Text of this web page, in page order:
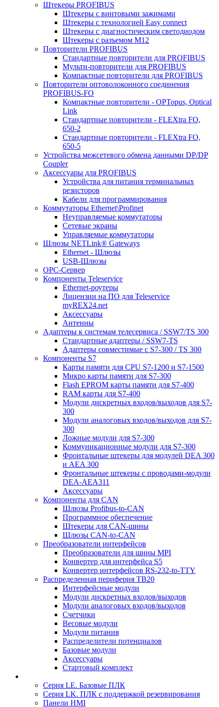
Штекеры PROFIBUS
Штекеры с винтовыми зажимами
Штекеры с технологией Easy connect
Штекеры с диагностическим светодиодом
Штекеры с разъемом М12
Повторители PROFIBUS
Стандартные повторители для PROFIBUS
Мульти-повторители для PROFIBUS
Компактные повторители для PROFIBUS
Повторители оптоволоконного соединения
PROFIBUS-FO
Компактные повторители - OPTopus, Optical
Link
Стандартные повторители - FLEXtra FO,
650-2
Стандартные повторители - FLEXtra FO,
650-5
Устройства межсетевого обмена данными DP/DP
Coupler
Аксессуары для PROFIBUS
Устройства для питания терминальных
резисторов
Кабели для программирования
Коммутаторы Ethernet\Profinet
Неуправляемые коммутаторы
Сетевые экраны
Управляемые коммутаторы
Шлюзы NETLink® Gateways
Ethernet - Шлюзы
USB-Шлюзы
ОРС-Сервер
Компоненты Teleservice
Ethernet-роутеры
Лицензии на ПО для Teleservice
myREX24.net
Аксессуары
Антенны
Адаптеры к системам телесервиса / SSW7/TS 300
Стандартные адаптеры / SSW7-TS
Адаптеры совместимые с S7-300 / TS 300
Компоненты S7
Карты памяти для CPU S7-1200 и S7-1500
Микро карты памяти для S7-300
Flash EPROM карты памяти для S7-400
RAM карты для S7-400
Модули дискретных входов/выходов для S7-
300
Модули аналоговых входов/выходов для S7-
300
Ложные модули для S7-300
Коммуникационные модули для S7-300
Фронтальные штекеры для модулей DEA 300
и AEA 300
Фронтальные штекеры с проводами-модули
DEA-AEA311
Аксессуары
Компоненты для CAN
Шлюзы Profibus-to-CAN
Программное обеспечение
Штекеры для CAN-шины
Шлюзы CAN-to-CAN
Преобразователи интерфейсов
Преобразователи для шины MPI
Конвертер для интерфейса S5
Конвертер интерфейсов RS-232-to-TTY
Распределенная периферия TB20
Интерфейсные модули
Модули дискретных входов/выходов
Модули аналоговых входов/выходов
Счетчики
Весовые модули
Модули питания
Распределители потенциалов
Базовые модули
Аксесcуары
Стартовый комплект
Серия LE. Базовые ПЛК
Серия LK. ПЛК с поддержкой резервирования
Панели HMI